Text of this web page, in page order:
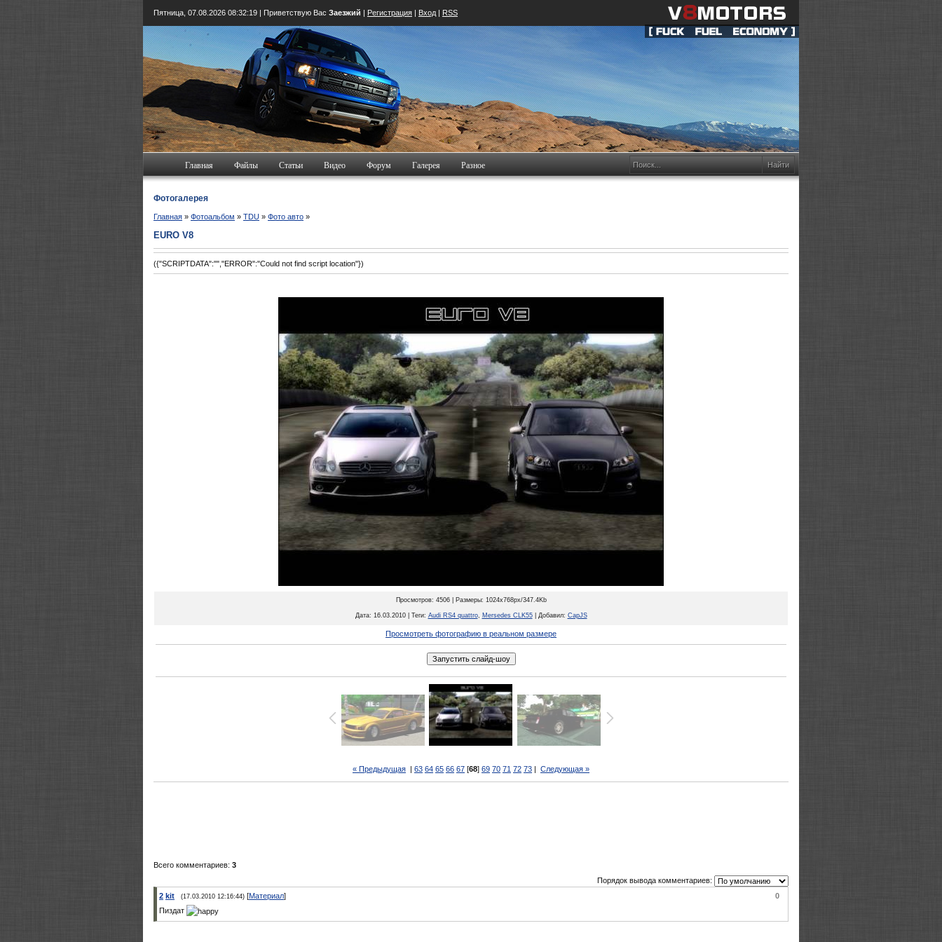
Пятница, 07.08.2026 08:32:20 | Приветствую Вас Заезжий | Регистрация | Вход | RSS
Главная Файлы Статьи Видео Форум Галерея Разное
Фотогалерея
Главная » Фотоальбом » TDU » Фото авто »
EURO V8
({"SCRIPTDATA":"","ERROR":"Could not find script location"})
Просмотров: 4506 | Размеры: 1024x768px/347.4Kb
Дата: 16.03.2010 | Теги: Audi RS4 quattro, Mersedes CLK55| Добавил: CapJS
Просмотреть фотографию в реальном размере
« Предыдущая 63 64 65 66 67 [68] 69 70 71 72 73 Следующая »
Всего комментариев: 3
Порядок вывода комментариев:
0
2 kit (17.03.2010 12:16:44) [Материал]
Пиздат